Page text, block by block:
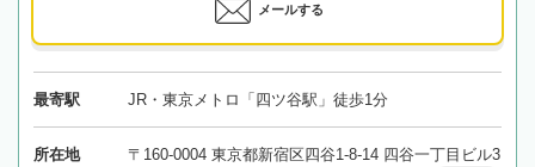
メールする
最寄駅 JR・東京メトロ「四ツ谷駅」徒歩1分
所在地
〒160-0004 東京都新宿区四谷1-8-14 四谷一丁目ビル3